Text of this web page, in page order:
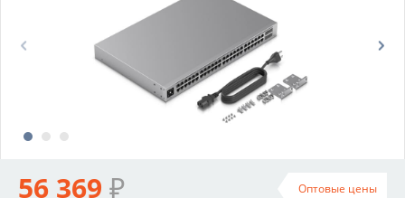
Prev
Next
56 369 ₽ Оптовые цены